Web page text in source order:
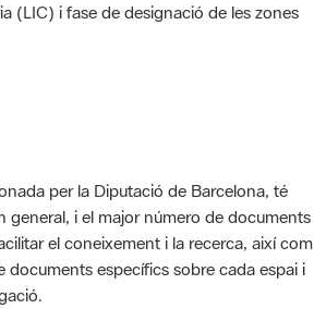
(LIC) i fase de designació de les zones
per la Diputació de Barcelona, té
general, i el major número de documents
el coneixement i la recerca, així com
documents específics sobre cada espai i